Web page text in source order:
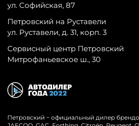
ул. Софийская, 87
Петровский на Руставели
ул. Руставели, д. 31, корп. 3
Сервисный центр Петровский
Митрофаньевское ш., 30
Петровский − официальный дилер